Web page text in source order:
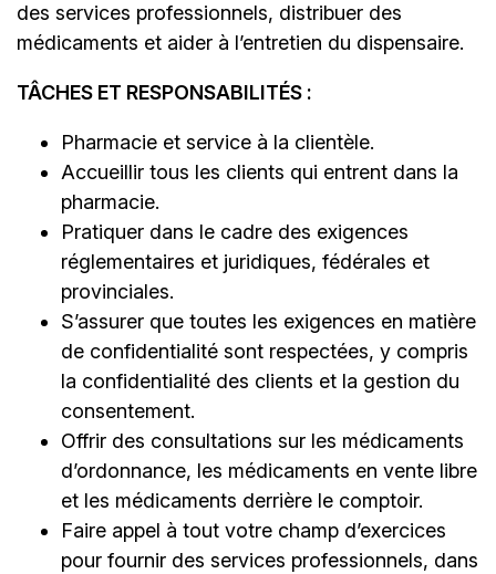
des services professionnels, distribuer des
médicaments et aider à l’entretien du dispensaire.
TÂCHES ET RESPONSABILITÉS :
Pharmacie et service à la clientèle.
Accueillir tous les clients qui entrent dans la
pharmacie.
Pratiquer dans le cadre des exigences
réglementaires et juridiques, fédérales et
provinciales.
S’assurer que toutes les exigences en matière
de confidentialité sont respectées, y compris
la confidentialité des clients et la gestion du
consentement.
Offrir des consultations sur les médicaments
d’ordonnance, les médicaments en vente libre
et les médicaments derrière le comptoir.
Faire appel à tout votre champ d’exercices
pour fournir des services professionnels, dans